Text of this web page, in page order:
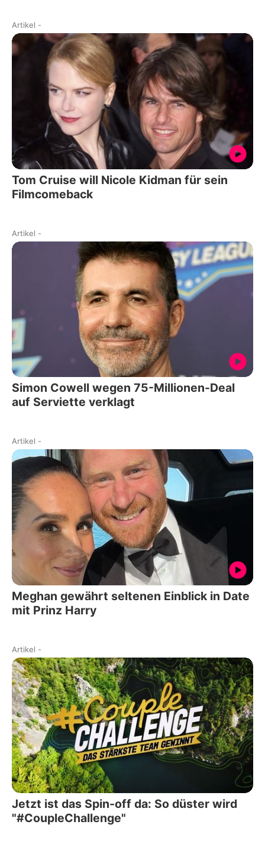
Artikel -
Tom Cruise will Nicole Kidman für sein
Filmcomeback
Artikel -
Simon Cowell wegen 75-Millionen-Deal
auf Serviette verklagt
Artikel -
Meghan gewährt seltenen Einblick in Date
mit Prinz Harry
Artikel -
Jetzt ist das Spin-off da: So düster wird
"#CoupleChallenge"